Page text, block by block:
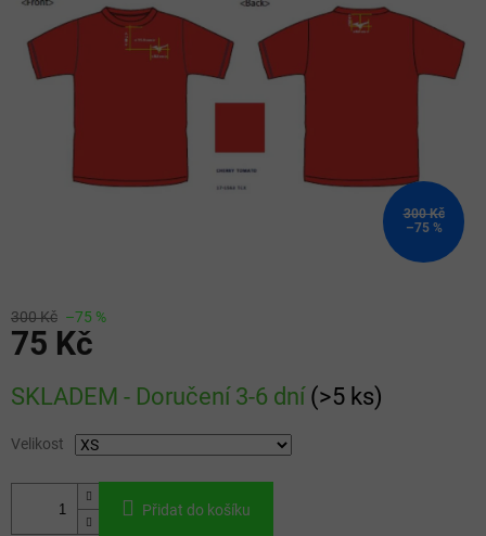
hvězdiček.
300 Kč
–75 %
300 Kč –75 %
75 Kč
cena:
SKLADEM - Doručení 3-6 dní (>5 ks)
Velikost
Přidat do košíku